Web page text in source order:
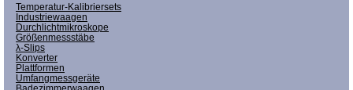
Temperatur-Kalibriersets
Industriewaagen
Durchlichtmikroskope
Größenmessstäbe
λ-Slips
Konverter
Plattformen
Umfangmessgeräte